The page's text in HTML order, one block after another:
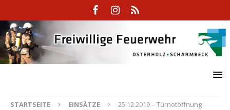
STARTSEITE EINSÄTZE 25.12.2019 – Türnotöffnung